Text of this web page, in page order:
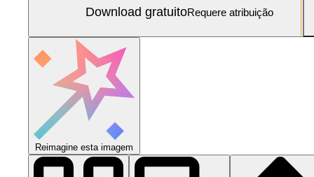
Download gratuitoRequere atribuição
Reimagine esta imagem